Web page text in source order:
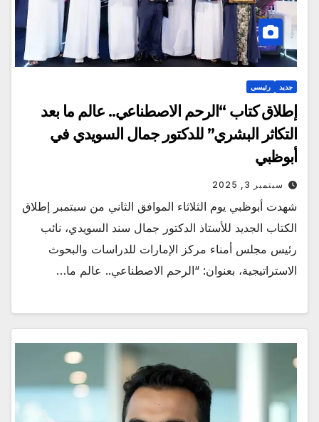
جديد رئيسي
إطلاق كتاب “الرحم الاصطناعي.. عالم ما بعد
التكاثر البشري” للدكتور جمال السويدي في
أبوظبي
سبتمبر 3, 2025
شهدت أبوظبي يوم الثلاثاء الموافق الثاني من سبتمبر إطلاق
الكتاب الجديد للأستاذ الدكتور جمال سند السويدي، نائب
رئيس مجلس أمناء مركز الإمارات للدراسات والبحوث
الاستراتيجية، بعنوان: “الرحم الاصطناعي.. عالم ما…